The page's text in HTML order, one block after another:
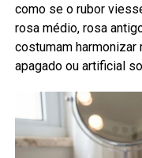
como se o rubor
rosa médio, rosa
costumam harmonizar
apagado ou artificial